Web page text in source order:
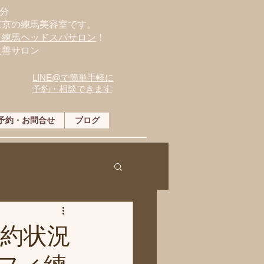
の練馬美容室です。
馬ヘッドスパサロン ！
サロン
LINE@で簡単手軽に
予約・相談できます
約・お問合せ ブログ
状況